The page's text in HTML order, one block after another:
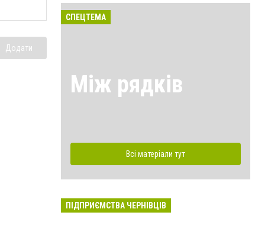
Додати
СПЕЦТЕМА
Між рядків
Всі матеріали тут
ПІДПРИЄМСТВА ЧЕРНІВЦІВ